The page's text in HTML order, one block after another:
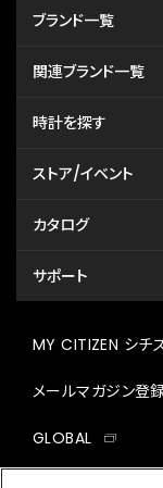
ブランド一覧
関連ブランド一覧
時計を探す
ストア/イベント
カタログ
サポート
MY CITIZEN シチ
メールマガジン登
GLOBAL